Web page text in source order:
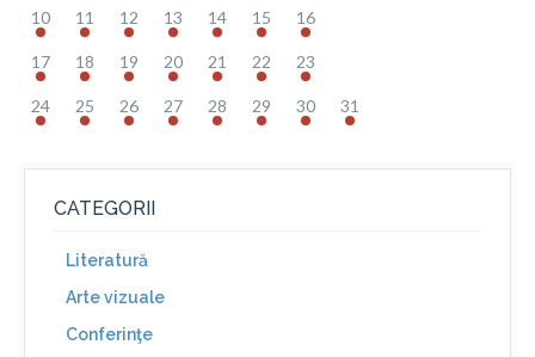
10 11 12 13 14 15 16
17 18 19 20 21 22 23
24 25 26 27 28 29 30 31
CATEGORII
Literatură
Arte vizuale
Conferinţe